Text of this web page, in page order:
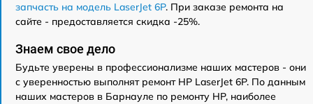
запчасть на модель LaserJet 6P. При заказе ремонта на
сайте - предоставляется скидка -25%.
Знаем свое дело
Будьте уверены в профессионализме наших мастеров - они
с уверенностью выполнят ремонт HP LaserJet 6P. По данным
наших мастеров в Барнауле по ремонту HP, наиболее